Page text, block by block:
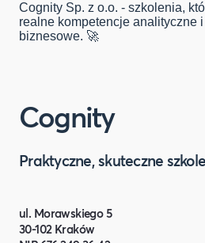
Cognity Sp. z o.o. - szkolenia,
realne kompetencje analityczne
biznesowe. 🚀
Cognity
Praktyczne, skuteczne
ul. Morawskiego 5
30-102 Kraków